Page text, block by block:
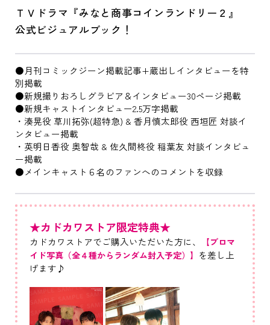
ＴＶドラマ『みなと商事コインランドリー２』
公式ビジュアルブック！
●月刊コミックジーン掲載記事+蔵出しインタビューを特
別掲載
●新規撮りおろしグラビア＆インタビュー30ページ掲載
●新規キャストインタビュー2.5万字掲載
・湊晃役 草川拓弥(超特急) & 香月慎太郎役 西垣匠 対談イ
ンタビュー掲載
・英明日香役 奥智哉 & 佐久間柊役 稲葉友 対談インタビュ
ー掲載
●メインキャスト６名のファンへのコメントを収録
★カドカワストア限定特典★
カドカワストアでご購入いただいた方に、
【ブロマ
イド写真（全４種からランダム封入予定）】 を差し上
げます♪